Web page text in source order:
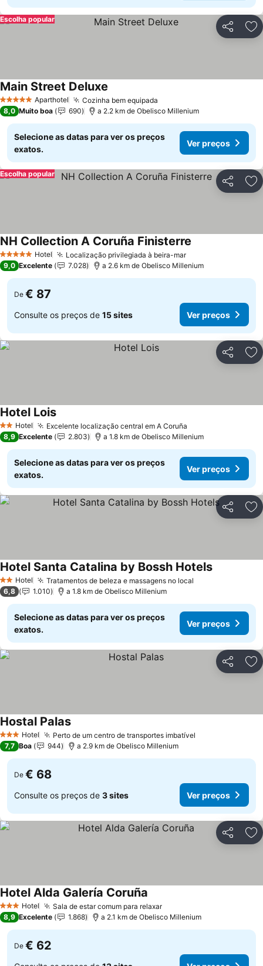
Partilhar
Escolha popular
5 Estrelas Aparthotel Cozinha bem equipada
Main Street Deluxe
8,0 Muito boa 690 a 2.2 km de Obelisco Millenium
Selecione as datas para ver os preços
exatos.
Ver preços
Partilhar
Escolha popular
5 Estrelas Hotel Localização privilegiada à beira-marVer preços
NH Collection A Coruña Finisterre
9,0 Excelente 7.028 a 2.6 km de Obelisco Millenium
De € 87
Consulte os preços de 15 sites Ver preços
Partilhar
2 Estrelas
Hotel Excelente localização central em A Coruña
Hotel LoisVer preços
8,9 Excelente 2.803 a 1.8 km de Obelisco Millenium
Selecione as datas para ver os preços
exatos.
Ver preços
Partilhar
2 Estrelas
Hotel Tratamentos de beleza e massagens no local
Hotel Santa Catalina by Bossh HotelsVer preços
6,8 1.010 a 1.8 km de Obelisco Millenium
Selecione as datas para ver os preços
exatos.
Ver preços
Partilhar
3 EstrelasHotel Perto de um centro de transportes imbatível
Hostal PalasVer preços
7,7 Boa 944 a 2.9 km de Obelisco Millenium
De € 68
Consulte os preços de 3 sites Ver preços
Partilhar
3 EstrelasHotel Sala de estar comum para relaxarVer preços
Hotel Alda Galería Coruña
8,9 Excelente 1.868 a 2.1 km de Obelisco Millenium
De € 62